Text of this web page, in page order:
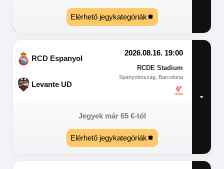
Elérhető jegykategóriák
RCD Espanyol
2026.08.16. 19:00
RCDE Stadium
Spanyolország, Barcelona
Levante UD
Jegyek már 65 €-tól
Elérhető jegykategóriák